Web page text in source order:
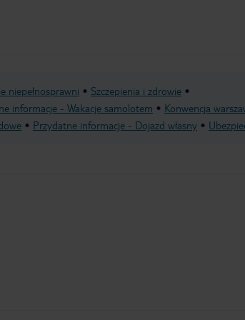
niepełnosprawni
Szczepienia i zdrowie
informacje - Wakacje samolotem
Konwencja
Przydatne informacje - Dojazd własny